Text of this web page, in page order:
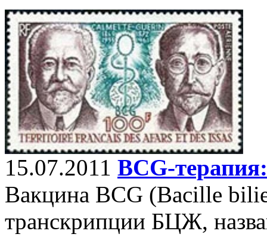
15.07.2011 BCG-
Вакцина BCG (Bacille
транскрипции БЦЖ,